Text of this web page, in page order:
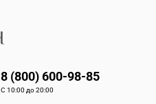
8 (800) 600-98-85
С 10:00 до 20:00